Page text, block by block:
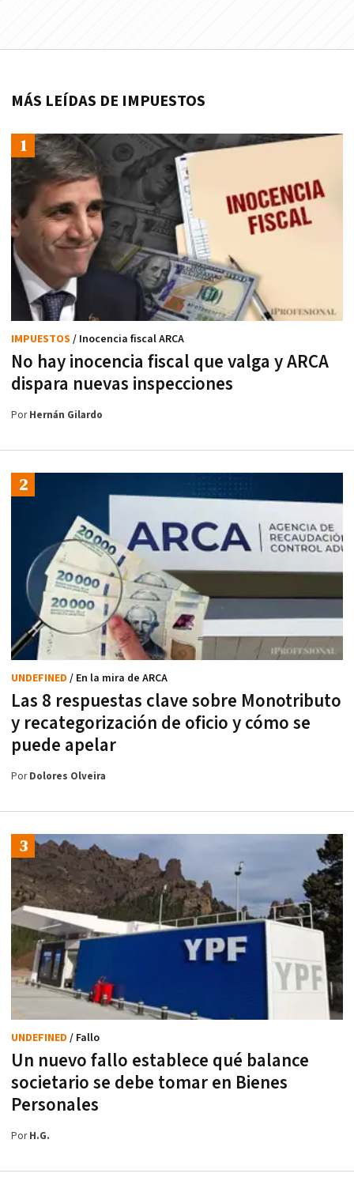
MÁS LEÍDAS DE IMPUESTOS
No hay inocencia fiscal que valga y ARCA
dispara nuevas inspecciones
IMPUESTOS / Inocencia fiscal ARCA
PorHernán Gilardo
Las 8 respuestas clave sobre Monotributo
y recategorización de oficio y cómo se
puede apelar
UNDEFINED / En la mira de ARCA
PorDolores Olveira
Un nuevo fallo establece qué balance
societario se debe tomar en Bienes
Personales
UNDEFINED / Fallo
PorH.G.